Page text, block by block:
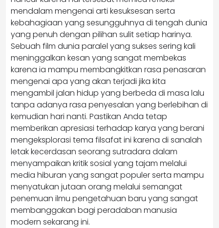
mendalam mengenai arti kesuksesan serta
kebahagiaan yang sesungguhnya di tengah dunia
yang penuh dengan pilihan sulit setiap harinya.
Sebuah film dunia paralel yang sukses sering kali
meninggalkan kesan yang sangat membekas
karena ia mampu membangkitkan rasa penasaran
mengenai apa yang akan terjadi jika kita
mengambil jalan hidup yang berbeda di masa lalu
tanpa adanya rasa penyesalan yang berlebihan di
kemudian hari nanti. Pastikan Anda tetap
memberikan apresiasi terhadap karya yang berani
mengeksplorasi tema filsafat ini karena di sanalah
letak kecerdasan seorang sutradara dalam
menyampaikan kritik sosial yang tajam melalui
media hiburan yang sangat populer serta mampu
menyatukan jutaan orang melalui semangat
penemuan ilmu pengetahuan baru yang sangat
membanggakan bagi peradaban manusia
modern sekarang ini.